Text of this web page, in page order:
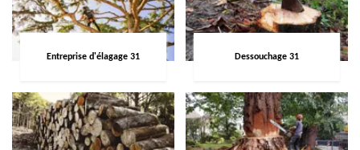
Entreprise d'élagage 31 Dessouchage 31